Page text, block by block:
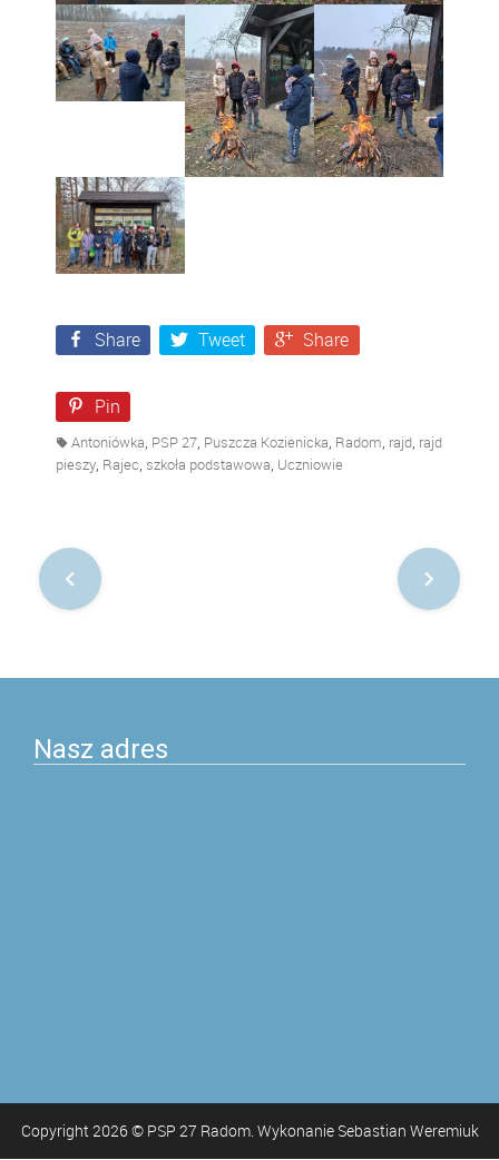
Share Tweet Share
Pin
Antoniówka, PSP 27, Puszcza Kozienicka, Radom, rajd, rajd
pieszy, Rajec, szkoła podstawowa, Uczniowie
Nawigacja
postach
Nasz adres
Copyright2026© PSP 27 Radom. Wykonanie Sebastian Weremiuk